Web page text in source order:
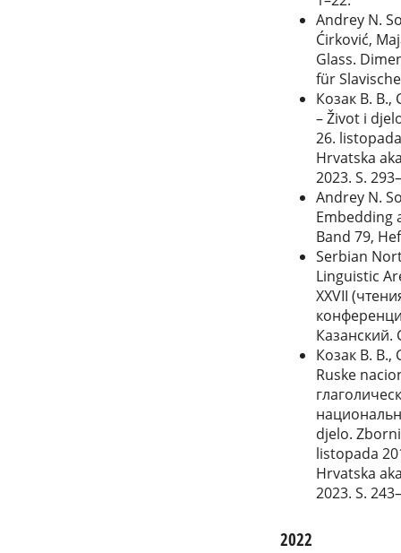
Andrey N.
Ćirković,
Glass.
für
Козак В. В.,
– Život i
26.
Hrvatska
2023. S.
Andrey N.
Embedding
Band 79,
Serbian
Linguistic
XXVII
Козак В. В.,
Ruske
djelo.
listopada
Hrvatska
2023. S.
2022